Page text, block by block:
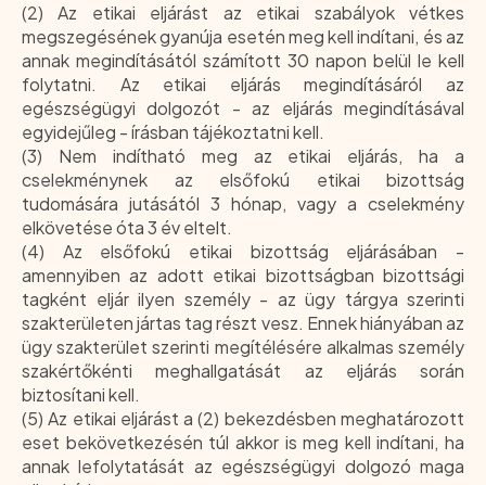
(2) Az etikai eljárást az etikai szabályok vétkes
megszegésének gyanúja esetén meg kell indítani, és az
annak megindításától számított 30 napon belül le kell
folytatni. Az etikai eljárás megindításáról az
egészségügyi dolgozót - az eljárás megindításával
egyidejűleg - írásban tájékoztatni kell.
(3) Nem indítható meg az etikai eljárás, ha a
cselekménynek az elsőfokú etikai bizottság
tudomására jutásától 3 hónap, vagy a cselekmény
elkövetése óta 3 év eltelt.
(4) Az elsőfokú etikai bizottság eljárásában -
amennyiben az adott etikai bizottságban bizottsági
tagként eljár ilyen személy - az ügy tárgya szerinti
szakterületen jártas tag részt vesz. Ennek hiányában az
ügy szakterület szerinti megítélésére alkalmas személy
szakértőkénti meghallgatását az eljárás során
biztosítani kell.
(5) Az etikai eljárást a (2) bekezdésben meghatározott
eset bekövetkezésén túl akkor is meg kell indítani, ha
annak lefolytatását az egészségügyi dolgozó maga